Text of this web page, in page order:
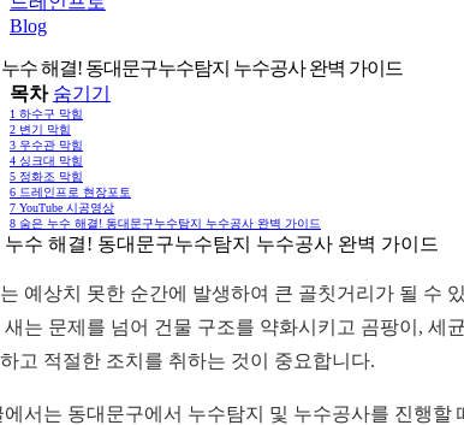
Blog
수 해결! 동대문구누수탐지 누수공사 완벽 가이드
목차 숨기기
1 하수구 막힘
2 변기 막힘
3 우수관 막힘
4 싱크대 막힘
5 정화조 막힘
6 드레인프로 현장포토
7 YouTube 시공영상
8 숨은 누수 해결! 동대문구누수탐지 누수공사 완벽 가이드
누수 해결! 동대문구누수탐지 누수공사 완벽 가이드
예상치 못한 순간에 발생하여 큰 골칫거리가 될 수
새는 문제를 넘어 건물 구조를 약화시키고 곰팡이, 세
고 적절한 조치를 취하는 것이 중요합니다.
에서는 동대문구에서 누수탐지 및 누수공사를 진행